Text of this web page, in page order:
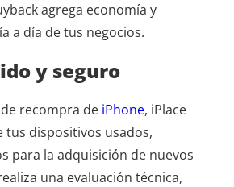
agrega economía y
a día de tus negocios.
y seguro
recompra de iPhone, iPlace
tus dispositivos usados,
para la adquisición de nuevos
una evaluación técnica,